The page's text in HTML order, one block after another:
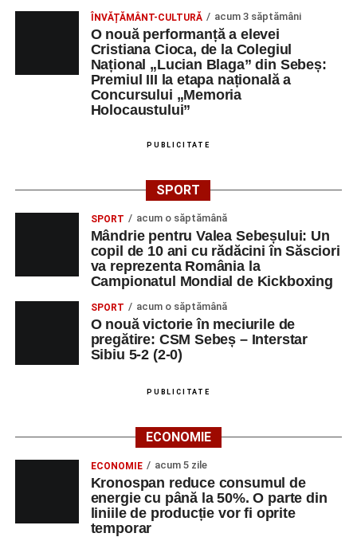
ÎNVĂȚĂMÂNT-CULTURĂ acum 3 săptămâni
O nouă performanță a elevei
Cristiana Cioca, de la Colegiul
Național „Lucian Blaga” din Sebeș:
Premiul III la etapa națională a
Concursului „Memoria
Holocaustului”
PUBLICITATE
SPORT
SPORT acum o săptămână
Mândrie pentru Valea Sebeșului: Un
copil de 10 ani cu rădăcini în Săsciori
va reprezenta România la
Campionatul Mondial de Kickboxing
SPORT acum o săptămână
O nouă victorie în meciurile de
pregătire: CSM Sebeș – Interstar
Sibiu 5-2 (2-0)
PUBLICITATE
ECONOMIE
ECONOMIE acum 5 zile
Kronospan reduce consumul de
energie cu până la 50%. O parte din
liniile de producție vor fi oprite
temporar